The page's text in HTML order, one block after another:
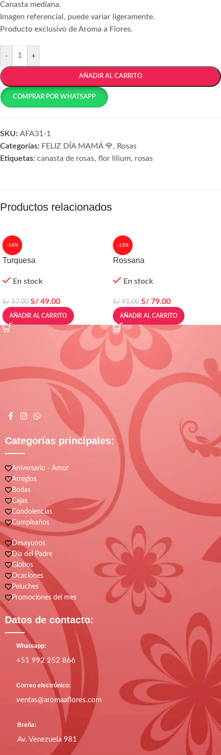
Canasta mediana.
Imagen referencial, puede variar ligeramente.
Producto exclusivo de Aroma a Flores.
- +
AÑADIR AL CARRITO
COMPRAR POR WHATSAPP
SKU: AFA31-1
Categorías: FELIZ DÍA MAMÁ 🌹, Rosas
Etiquetas: canasta de rosas, flor lilium, rosas
Productos relacionados
-14%
Turquesa
En stock
S/57.00 S/ 49.00
AÑADIR AL CARRITO
-13%
Rossana
En stock
S/91.00 S/ 79.00
AÑADIR AL CARRITO
Categorías principales:
Aniversario - Amor
Arreglos
Bodas
Cajas
Condolencias
Cumpleaños
Desayunos
Día del Padre
Globos
Ocaciones
Peluches
Promociones del mes
Datos de contacto:
Whatsapp:
+51 992 252 866
Correo electrónico:
ventas@aromaaflores.com
Breña:
Av. Venezuela 981